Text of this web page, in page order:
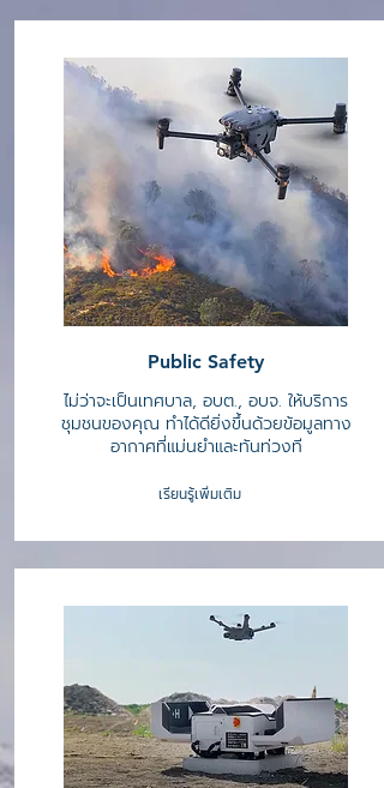
Public Safety
ไม่ว่าจะเป็นเทศบาล, อบต., อบจ. ให้บริการ
ชุมชนของคุณ ทำได้ดียิ่งขึ้นด้วยข้อมูลทาง
อากาศที่แม่นยำและทันท่วงที
เรียนรู้เพิ่มเติม